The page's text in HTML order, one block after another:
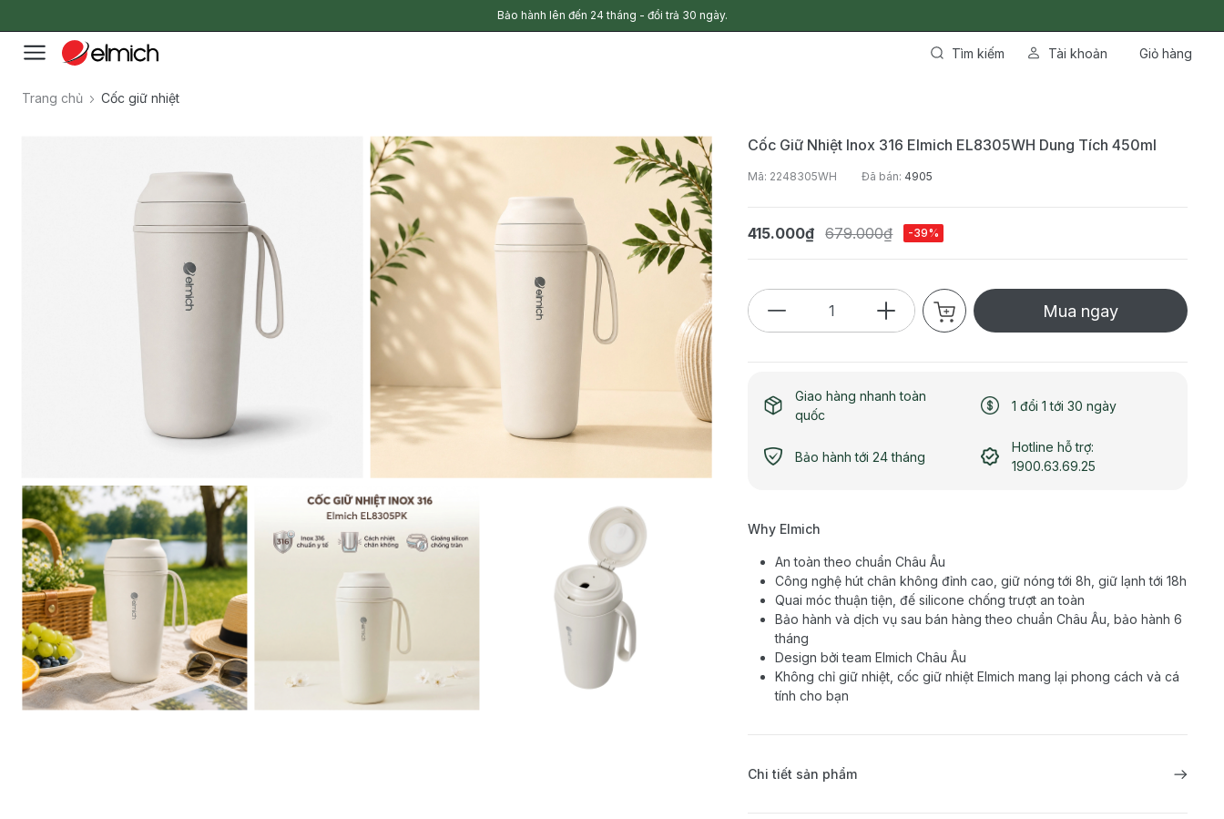
Bảo hành lên đến 24 tháng - đổi trả 30 ngày.
Tìm kiếm Tài khoản Giỏ hàng
Trang chủ Cốc giữ nhiệt
Cốc Giữ Nhiệt Inox 316 Elmich EL8305WH Dung Tích 450ml
Mã: 2248305WH Đã bán:4905
415.000₫ 679.000₫ -39%
Mua ngay
Giao hàng nhanh toàn
quốc
1 đổi 1 tới 30 ngày
Bảo hành tới 24 tháng
Hotline hỗ trợ:
1900.63.69.25
Why Elmich
An toàn theo chuẩn Châu Âu
Công nghệ hút chân không đỉnh cao, giữ nóng tới 8h, giữ lạnh tới 18h
Quai móc thuận tiện, đế silicone chống trượt an toàn
Bảo hành và dịch vụ sau bán hàng theo chuẩn Châu Âu, bảo hành 6
tháng
Design bởi team Elmich Châu Âu
Không chỉ giữ nhiệt, cốc giữ nhiệt Elmich mang lại phong cách và cá
tính cho bạn
Chi tiết sản phẩm